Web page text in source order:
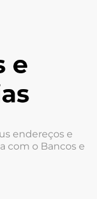
endereços e
com o Bancos e